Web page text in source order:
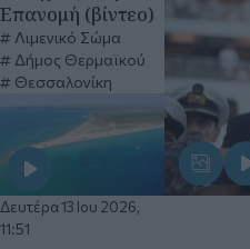
Επανομή (βίντεο)
Λιμενικό Σώμα
Δήμος Θερμαϊκού
Θεσσαλονίκη
Δευτέρα 13 Ιου 2026,
11:51